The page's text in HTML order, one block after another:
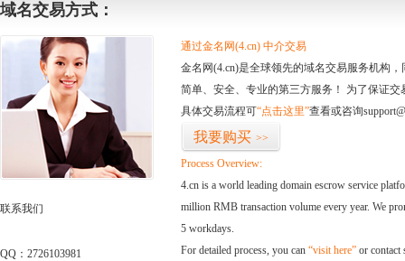
域名交易方式：
联系我们
QQ：2726103981
通过金名网(4.cn) 中介交易
金名网(4.cn)是全球领先的域名交易服务机构
简单、安全、专业的第三方服务！ 为了保证
具体交易流程可“点击这里”查看或咨询
我要购买 >>
Process Overview:
4.cn is a world leading domain escrow service
million RMB transaction volume every year. We
5 workdays.
For detailed process, you can “visit here” or contact